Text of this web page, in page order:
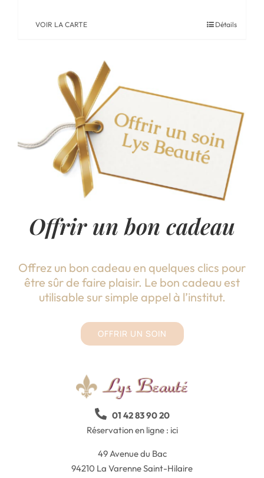
VOIR LA CARTE Détails
Offrir un bon cadeau
Offrez un bon cadeau en quelques clics pour
être sûr de faire plaisir. Le bon cadeau est
utilisable sur simple appel à l’institut.
OFFRIR UN SOIN
01 42 83 90 20
Réservation en ligne : ici
49 Avenue du Bac
94210 La Varenne Saint-Hilaire